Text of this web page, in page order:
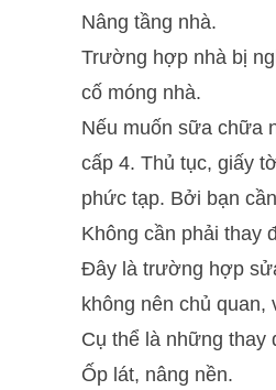
Nâng tầng nhà.
Trường hợp nhà bị
cố móng nhà.
Nếu muốn sữa chữa
cấp 4. Thủ tục, giấy
phức tạp. Bởi bạn
Không cần phải thay
Đây là trường hợp
không nên chủ
Cụ thể là những thay
Ốp lát, nâng nền.